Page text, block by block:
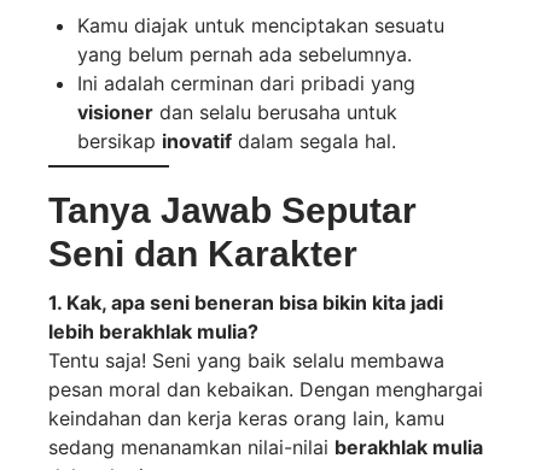
Kamu diajak untuk menciptakan sesuatu
yang belum pernah ada sebelumnya.
Ini adalah cerminan dari pribadi yang
visioner dan selalu berusaha untuk
bersikap inovatif dalam segala hal.
Tanya Jawab Seputar
Seni dan Karakter
1. Kak, apa seni beneran bisa bikin kita jadi
lebih berakhlak mulia?
Tentu saja! Seni yang baik selalu membawa
pesan moral dan kebaikan. Dengan menghargai
keindahan dan kerja keras orang lain, kamu
sedang menanamkan nilai-nilai berakhlak mulia